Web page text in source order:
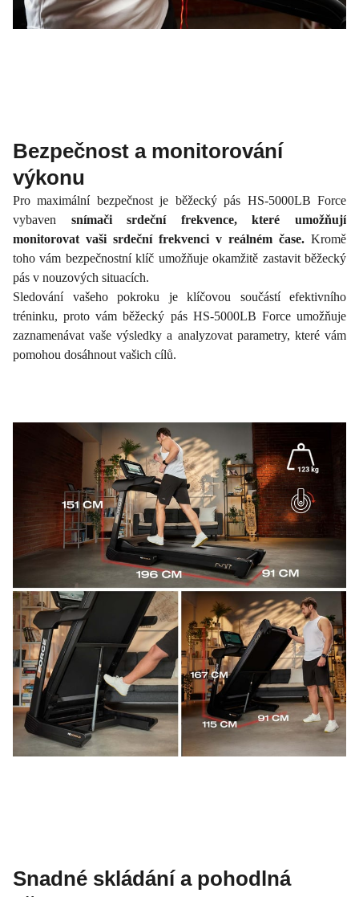
Bezpečnost a monitorování
výkonu
Pro maximální bezpečnost je běžecký pás HS-5000LB Force
vybaven snímači srdeční frekvence, které umožňují
monitorovat vaši srdeční frekvenci v reálném čase. Kromě
toho vám bezpečnostní klíč umožňuje okamžitě zastavit běžecký
pás v nouzových situacích.
Sledování vašeho pokroku je klíčovou součástí efektivního
tréninku, proto vám běžecký pás HS-5000LB Force umožňuje
zaznamenávat vaše výsledky a analyzovat parametry, které vám
pomohou dosáhnout vašich cílů.
Snadné skládání a pohodlná